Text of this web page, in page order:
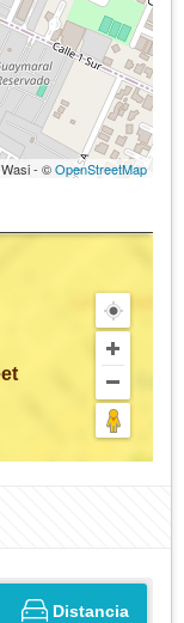
- ©OpenStreetMap
Distancia